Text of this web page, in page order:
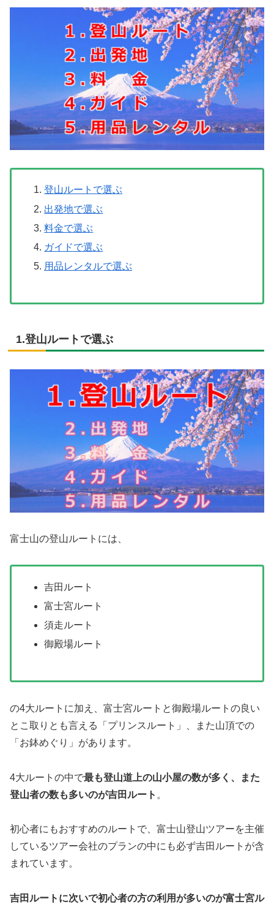
登山ルートで選ぶ
出発地で選ぶ
料金で選ぶ
ガイドで選ぶ
用品レンタルで選ぶ
1.登山ルートで選ぶ
富士山の登山ルートには、
吉田ルート
富士宮ルート
須走ルート
御殿場ルート
の4大ルートに加え、富士宮ルートと御殿場ルートの良い
とこ取りとも言える「プリンスルート」、また山頂での
「お鉢めぐり」があります。
4大ルートの中で最も登山道上の山小屋の数が多く、また
登山者の数も多いのが吉田ルート 。
初心者にもおすすめのルートで、富士山登山ツアーを主催
しているツアー会社のプランの中にも必ず吉田ルートが含
まれています。
吉田ルートに次いで初心者の方の利用が多いのが富士宮ル